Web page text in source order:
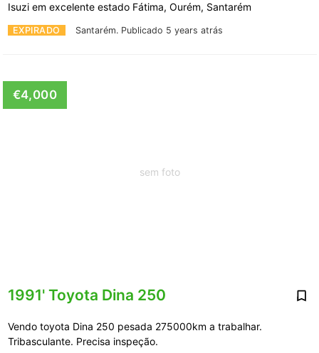
EXPIRADO Santarém. Publicado 5 years atrás
Isuzi em excelente estado Fátima, Ourém, Santarém
sem foto
€4,000
1991' Toyota Dina 250
Vendo toyota Dina 250 pesada 275000km a trabalhar.
Tribasculante. Precisa inspeção.